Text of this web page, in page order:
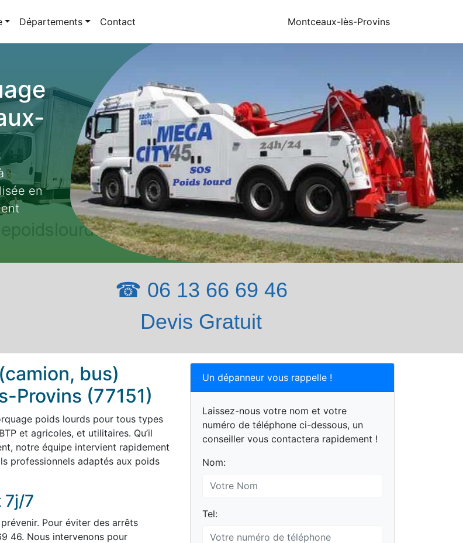
Départements Contact Montceaux-lès-Provins
en
☎ 06 13 66 69 46
Devis Gratuit
bus)
Provins (77151)
poids lourds pour tous types
et agricoles, et utilitaires. Qu’il
notre équipe intervient rapidement
professionnels adaptés aux poids
7j/7
Pour éviter des arrêts
46. Nous intervenons pour
Un dépanneur vous rappelle !
Laissez-nous votre nom et votre
numéro de téléphone ci-dessous, un
conseiller vous contactera rapidement !
Nom:
Tel: